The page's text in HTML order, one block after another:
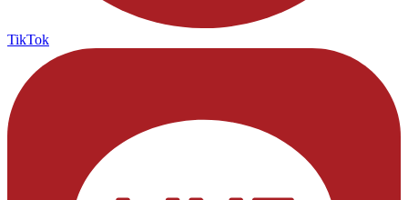
TikTok